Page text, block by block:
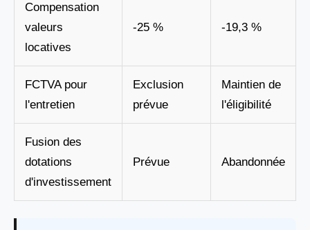
Compensation
valeurs
locatives
-25 % -19,3 %
FCTVA pour
l'entretien
Exclusion
prévue
Maintien de
l'éligibilité
Fusion des
dotations
d'investissement
Prévue Abandonnée